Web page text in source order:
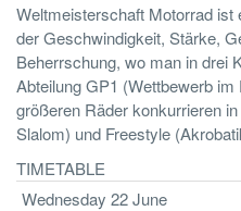
Weltmeisterschaft Motorrad ist
der Geschwindigkeit, Stärke,
Beherrschung, wo man in drei
Abteilung GP1 (Wettbewerb
größeren Räder konkurrieren
Slalom) und Freestyle
TIMETABLE
Wednesday 22 June